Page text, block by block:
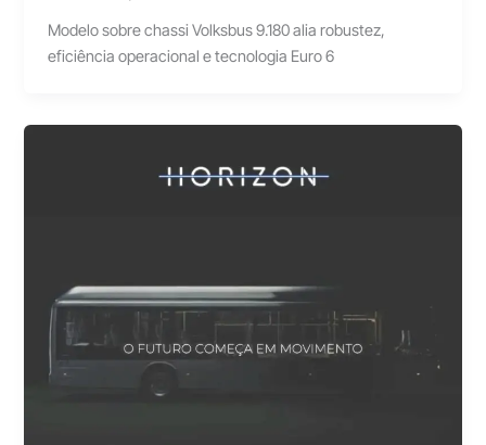
Modelo sobre chassi Volksbus 9.180 alia robustez,
eficiência operacional e tecnologia Euro 6